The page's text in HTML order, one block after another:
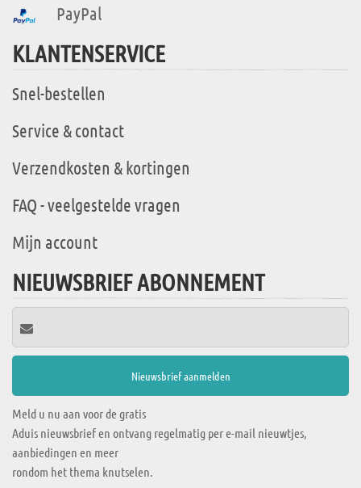
PayPal
KLANTENSERVICE
Snel-bestellen
Service & contact
Verzendkosten & kortingen
FAQ - veelgestelde vragen
Mijn account
NIEUWSBRIEF ABONNEMENT
Meld u nu aan voor de gratis
Aduis nieuwsbrief en ontvang regelmatig per e-mail nieuwtjes,
aanbiedingen en meer
rondom het thema knutselen.